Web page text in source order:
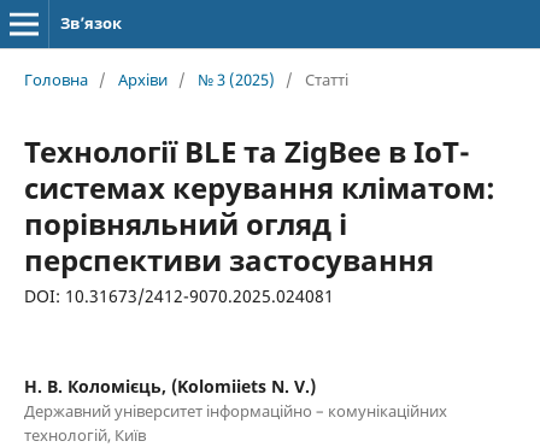
Зв’язок
Головна / Архіви / № 3 (2025) / Статті
Технології BLE та ZigBee в ІоТ-
системах керування кліматом:
порівняльний огляд і
перспективи застосування
DOI: 10.31673/2412-9070.2025.024081
Н. В. Коломієць, (Kolomiiets N. V.)
Державний університет інформаційно – комунікаційних
технологій, Київ